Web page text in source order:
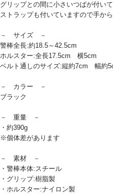
グリップとの間に小さいつばが付いて
ストラップも付いていますので手か
－ サイズ －
警棒全長:約18.5～42.5cm
ホルスター:全長17.5cm 横5cm
ベルト通しのサイズ:縦約7cm 幅約
－ カラー －
ブラック
－ 重量 －
・約390g
※個体差があります
－ 素材 －
・警棒本体:スチール
・グリップ:樹脂製
・ホルスター:ナイロン製